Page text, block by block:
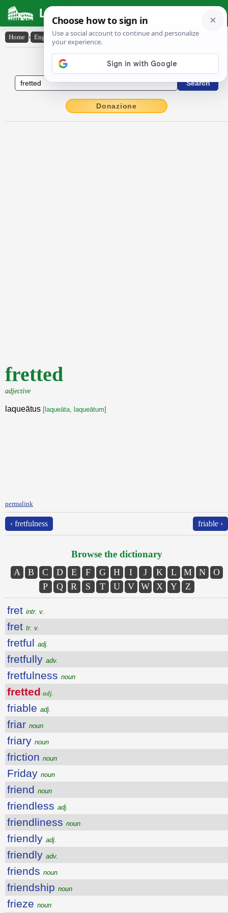
Latin Dictionary
Home › English-Latin › fretted
English to Latin Dictionary
Donazione
fretted
adjective
laqueātus [laqueāta, laqueātum]
permalink
‹ fretfulness friable ›
Browse the dictionary
A B C D E F G H I J K L M N
O
P
Q R S T U V W X Y Z
fret intr. v.
fret tr. v.
fretful adj.
fretfully adv.
fretfulness noun
fretted adj.
friable adj.
friar noun
friary noun
friction noun
Friday noun
friend noun
friendless adj.
friendliness noun
friendly adj.
friendly adv.
friends noun
friendship noun
frieze noun